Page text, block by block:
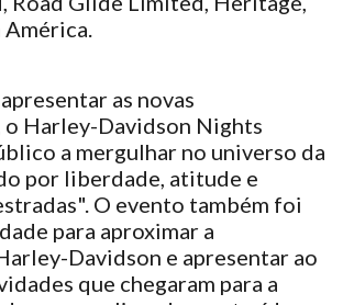
América.
as novas
Harley-Davidson Nights
a mergulhar no universo da
por liberdade, atitude e
O evento também foi
para aproximar a
Davidson e apresentar ao
que chegaram para a